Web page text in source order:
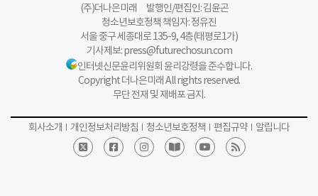
(주)더나은미래 발행인/편집인: 김윤곤
청소년보호정책 책임자: 정유진
서울 중구 세종대로 135-9, 4층(태평로1가)
기사제보:press@futurechosun.com
인터넷신문윤리위원회 윤리강령을 준수합니다.
Copyright 더나은미래 All rights reserved.
무단 전재 및 재배포 금지.
회사소개 개인정보처리방침 청소년보호정책 편집규약 알립니다